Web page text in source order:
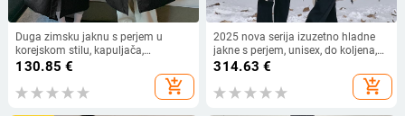
Duga zimsku jaknu s perjem u
korejskom stilu, kapuljača,
slobodan kroj, stojeći ovratnik,
nadutost 600
130.85 €
add_shopping_cart
2025 nova serija izuzetno hladne
jakne s perjem, unisex, do koljena,
duga, s ovratnikom od krzna
314.63 €
add_shopping_cart